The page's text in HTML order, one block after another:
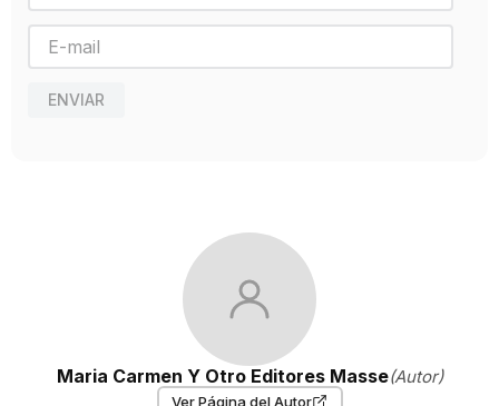
Año de publicación
2020
ENVIAR
Maria Carmen Y Otro Editores Masse(Autor)
Ver Página del Autor